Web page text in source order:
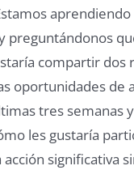
aprendiendo
preguntándonos
compartir dos
oportunidades de
tres semanas
les gustaría
acción significativa